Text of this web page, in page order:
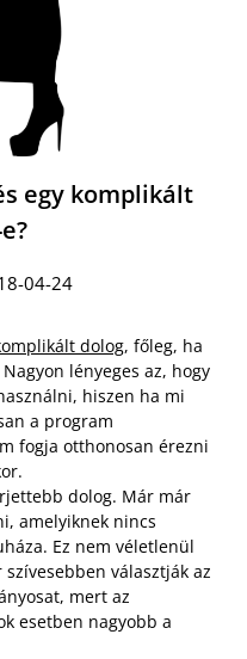
egy komplikált
04-24
dolog, főleg, ha
lényeges az, hogy
hiszen ha mi
a program
fogja otthonosan érezni
dolog. Már már
amelyiknek nincs
Ez nem véletlenül
választják az
mert az
esetben nagyobb a